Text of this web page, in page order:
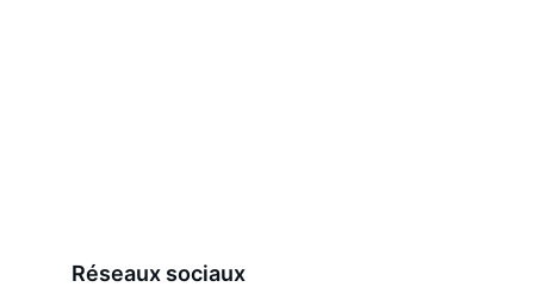
Réseaux sociaux